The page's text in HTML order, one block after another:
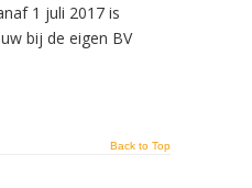
1 juli 2017 is
bij de eigen BV
Back to Top